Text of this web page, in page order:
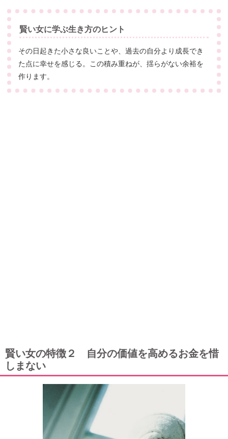
賢い女に学ぶ生き方のヒント
その日起きた小さな良いことや、過去の自分より成長でき
た点に幸せを感じる。この積み重ねが、揺らがない余裕を
作ります。
賢い女の特徴２ 自分の価値を高めるお金を惜
しまない